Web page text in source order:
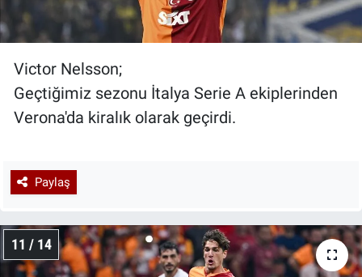
Victor Nelsson;
Geçtiğimiz sezonu İtalya Serie A ekiplerinden
Verona'da kiralık olarak geçirdi.
Paylaş
11 / 14